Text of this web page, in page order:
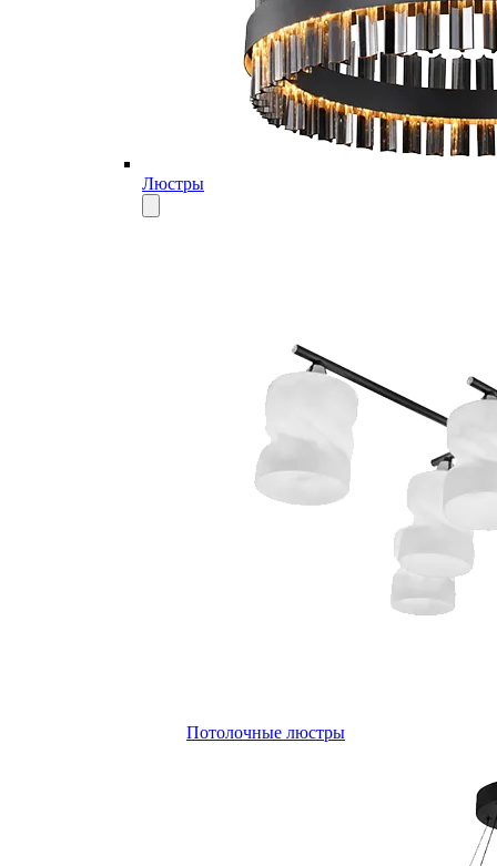
Люстры
Потолочные люстры